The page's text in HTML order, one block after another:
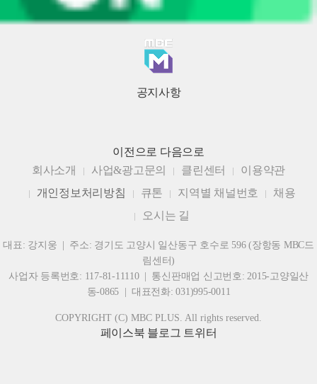
공지사항
이전으로 다음으로
회사소개
사업&광고문의 클린센터
이용약관
개인정보처리방침
큐톤 지역별 채널번호
채용
오시는 길
대표: 강지웅 | 주소: 경기도 고양시 일산동구 호수로 596 (장항동 MBC드
림센터)
사업자 등록번호: 117-81-11110 | 통신판매업 신고번호: 2015-고양일산
동-0865 | 대표전화: 031)995-0011
COPYRIGHT (C) MBC PLUS. All rights reserved.
페이스북 블로그 트위터